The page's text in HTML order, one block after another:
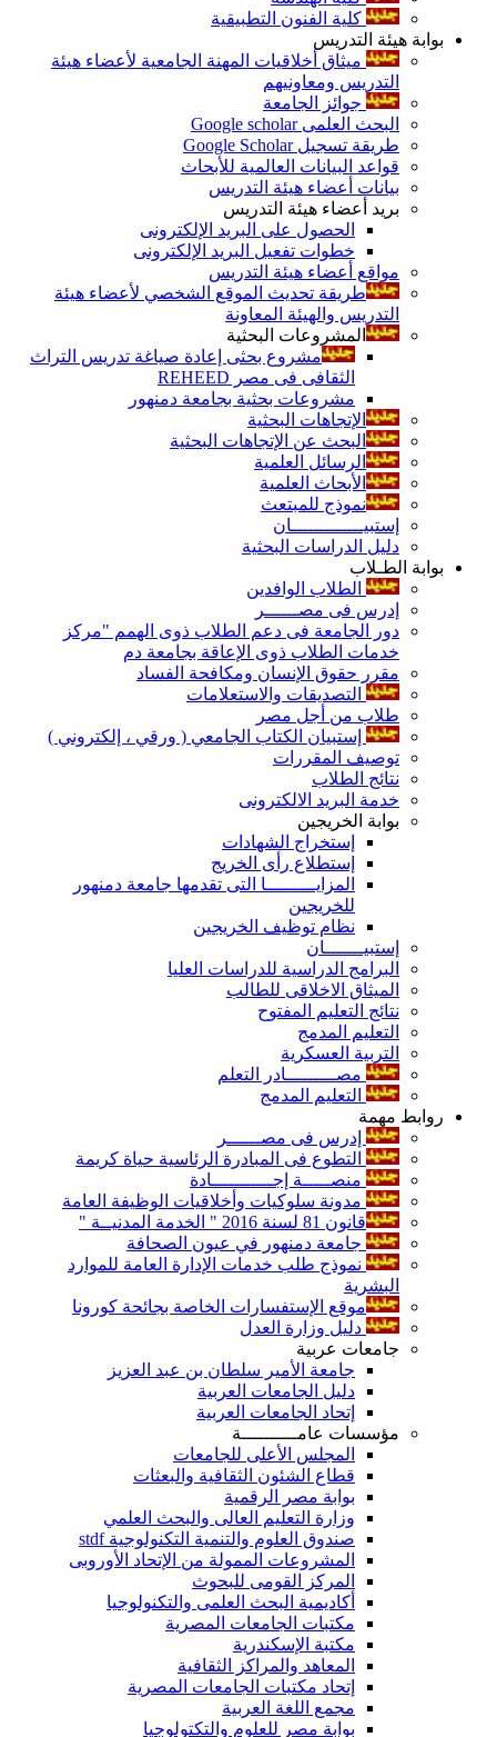
كلية الفنون التطبيقية
بوابة هيئة التدريس
ميثاق أخلاقيات المهنة الجامعية لأعضاء هيئة
التدريس ومعاونيهم
جوائز الجامعة
البحث العلمى Google scholar
طريقة تسجيل Google Scholar
قواعد البيانات العالمية للأبحاث
بيانات أعضاء هيئة التدريس
بريد أعضاء هيئة التدريس
الحصول على البريد الإلكترونى
خطوات تفعيل البريد الإلكترونى
مواقع أعضاء هيئة التدريس
طريقة تحديث الموقع الشخصي لأعضاء هيئة
التدريس والهيئة المعاونة
المشروعات البحثية
مشروع بحثى إعادة صياغة تدريس التراث
الثقافى فى مصر REHEED
مشروعات بحثية بجامعة دمنهور
الإتجاهات البحثية
البحث عن الإتجاهات البحثية
الرسائل العلمية
الأبحاث العلمية
نموذج للمبتعث
إستبيـــــــــــــان
دليل الدراسات البحثية
بوابة الطـلاب
الطلاب الوافدين
إدرس فى مصــــــر
دور الجامعة فى دعم الطلاب ذوى الهمم "مركز
خدمات الطلاب ذوى الإعاقة بجامعة دم
مقرر حقوق الإنسان ومكافحة الفساد
التصديقات والاستعلامات
طلاب من أجل مصر
إستبيان الكتاب الجامعي ( ورقي ، إلكتروني )
توصيف المقررات
نتائج الطلاب
خدمة البريد الالكترونى
بوابة الخريجين
إستخراج الشهادات
إستطلاع رأى الخريج
المزايـــــــــا التى تقدمها جامعة دمنهور
للخريجين
نظام توظيف الخريجين
إستبيـــــــان
البرامج الدراسية للدراسات العليا
الميثاق الاخلاقى للطالب
نتائج التعليم المفتوح
التعليم المدمج
التربية العسكرية
مصـــــــــادر التعلم
التعليم المدمج
روابط مهمة
إدرس فى مصــــــر
التطوع فى المبادرة الرئاسية حياة كريمة
منصـــــة إجـــــــــــادة
مدونة سلوكيات وأخلاقيات الوظيفة العامة
قانون 81 لسنة 2016 " الخدمة المدنيــة "
جامعة دمنهور في عيون الصحافة
نموذج طلب خدمات الإدارة العامة للموارد
البشرية
موقع الإستفسارات الخاصة بجائحة كورونا
دليل وزارة العدل
جامعات عربية
جامعة الأمير سلطان بن عبد العزيز
دليل الجامعات العربية
إتحاد الجامعات العربية
مؤسسات عامــــــــــة
المجلس الأعلى للجامعات
قطاع الشئون الثقافية والبعثات
بوابة مصر الرقمية
وزارة التعليم العالى والبحث العلمي
صندوق العلوم والتنمية التكنولوجية stdf
المشروعات الممولة من الإتحاد الأوروبى
المركز القومى للبحوث
أكاديمية البحث العلمى والتكنولوجيا
مكتبات الجامعات المصرية
مكتبة الإسكندرية
المعاهد والمراكز الثقافية
إتحاد مكتبات الجامعات المصرية
مجمع اللغة العربية
بوابة مصر للعلوم والتكتولوجيا